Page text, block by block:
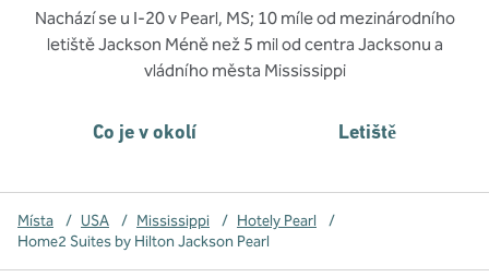
Nachází se u I-20 v Pearl, MS; 10 míle od mezinárodního
letiště Jackson Méně než 5 mil od centra Jacksonu a
vládního města Mississippi
Co je v okolí Letiště
Místa / USA / Mississippi / Hotely Pearl
/
Home2 Suites by Hilton Jackson Pearl